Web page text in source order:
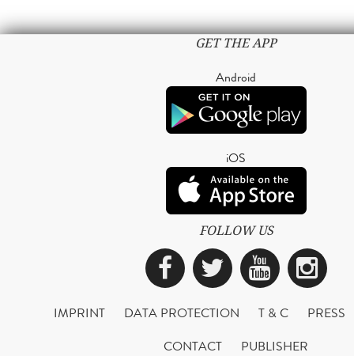
GET THE APP
Android
iOS
FOLLOW US
Facebook
Twitter
IMPRINT DATA PROTECTION T & C
PRESS
CONTACT
PUBLISHER